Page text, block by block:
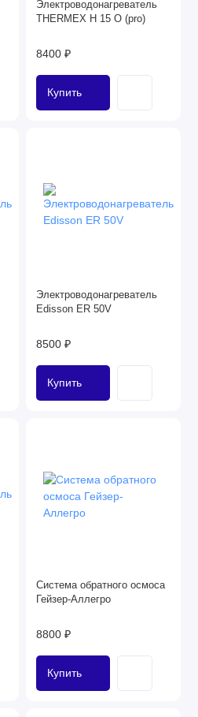
Электроводонагреватель
THERMEX H 15 O (pro)
8400 ₽
Купить
Электроводонагреватель
Edisson ER 50V
8500 ₽
Купить
Система обратного осмоса
Гейзер-Аллегро
8800 ₽
Купить